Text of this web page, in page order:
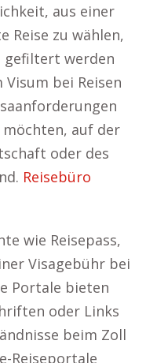
aus einer
Reise zu wählen,
gefiltert werden
bei Reisen
möchten, auf der
oder des
Reisebüro
wie Reisepass,
Visagebühr bei
Portale bieten
oder Links
beim Zoll
Reiseportale